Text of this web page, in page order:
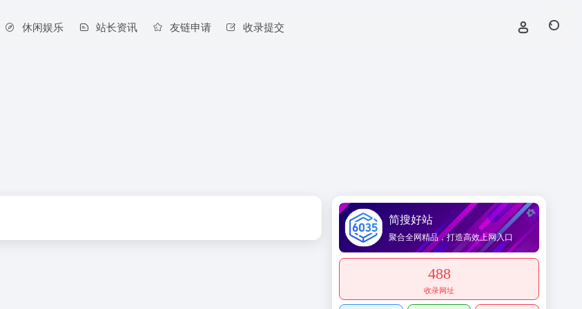
休闲娱乐 站长资讯 友链申请 收录提交
简搜好站
聚合全网精品，打造高效上网入口
488
收录网址